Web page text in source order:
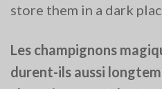
store them in a dark
Les champignons
durent-ils aussi